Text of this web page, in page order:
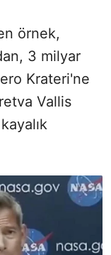
örnek,
3 milyar
Krateri'ne
Vallis